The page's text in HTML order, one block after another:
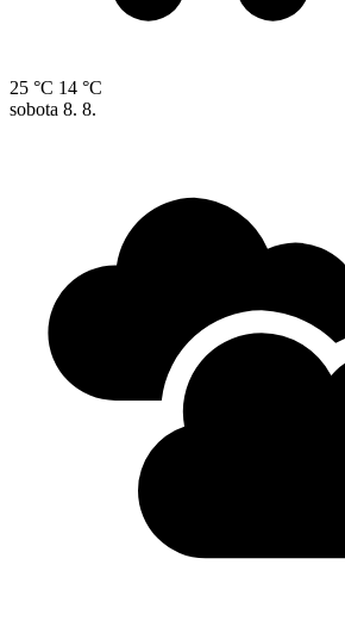
25 °C 14 °C
sobota 8. 8.